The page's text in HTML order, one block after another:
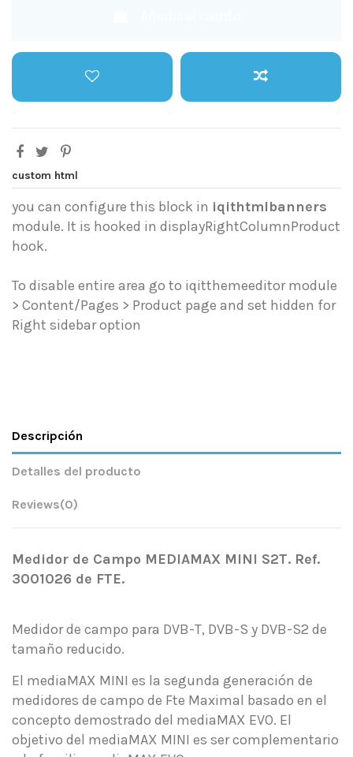
custom html
you can configure this block in iqithtmlbanners
module. It is hooked in displayRightColumnProduct
hook.
To disable entire area go to iqitthemeeditor module
> Content/Pages > Product page and set hidden for
Right sidebar option
Descripción
Detalles del producto
Reviews(0)
Medidor de Campo MEDIAMAX MINI S2T. Ref.
3001026 de FTE.
Medidor de campo para DVB-T, DVB-S y DVB-S2 de
tamaño reducido.
El mediaMAX MINI es la segunda generación de
medidores de campo de Fte Maximal basado en el
concepto demostrado del mediaMAX EVO. El
objetivo del mediaMAX MINI es ser complementario